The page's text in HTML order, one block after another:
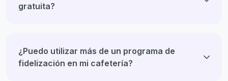
gratuita?
¿Puedo utilizar más de un programa de
fidelización en mi cafetería?